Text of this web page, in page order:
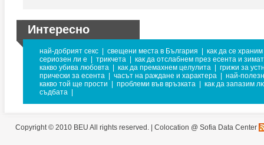
Интересно
най-добрият секс свещени места в България
как да се храним
сериозен ли е
трикчета
как да отслабнем през есента и
какво убива любовта
как да премахнем целулита
грижи за
прически за есента
часът на раждане и характера
най-
какво той ще прости
проблеми във връзката
как да запазим
съдбата
Copyright © 2010 BEU All rights reserved. | Colocation @ Sofia Data Center